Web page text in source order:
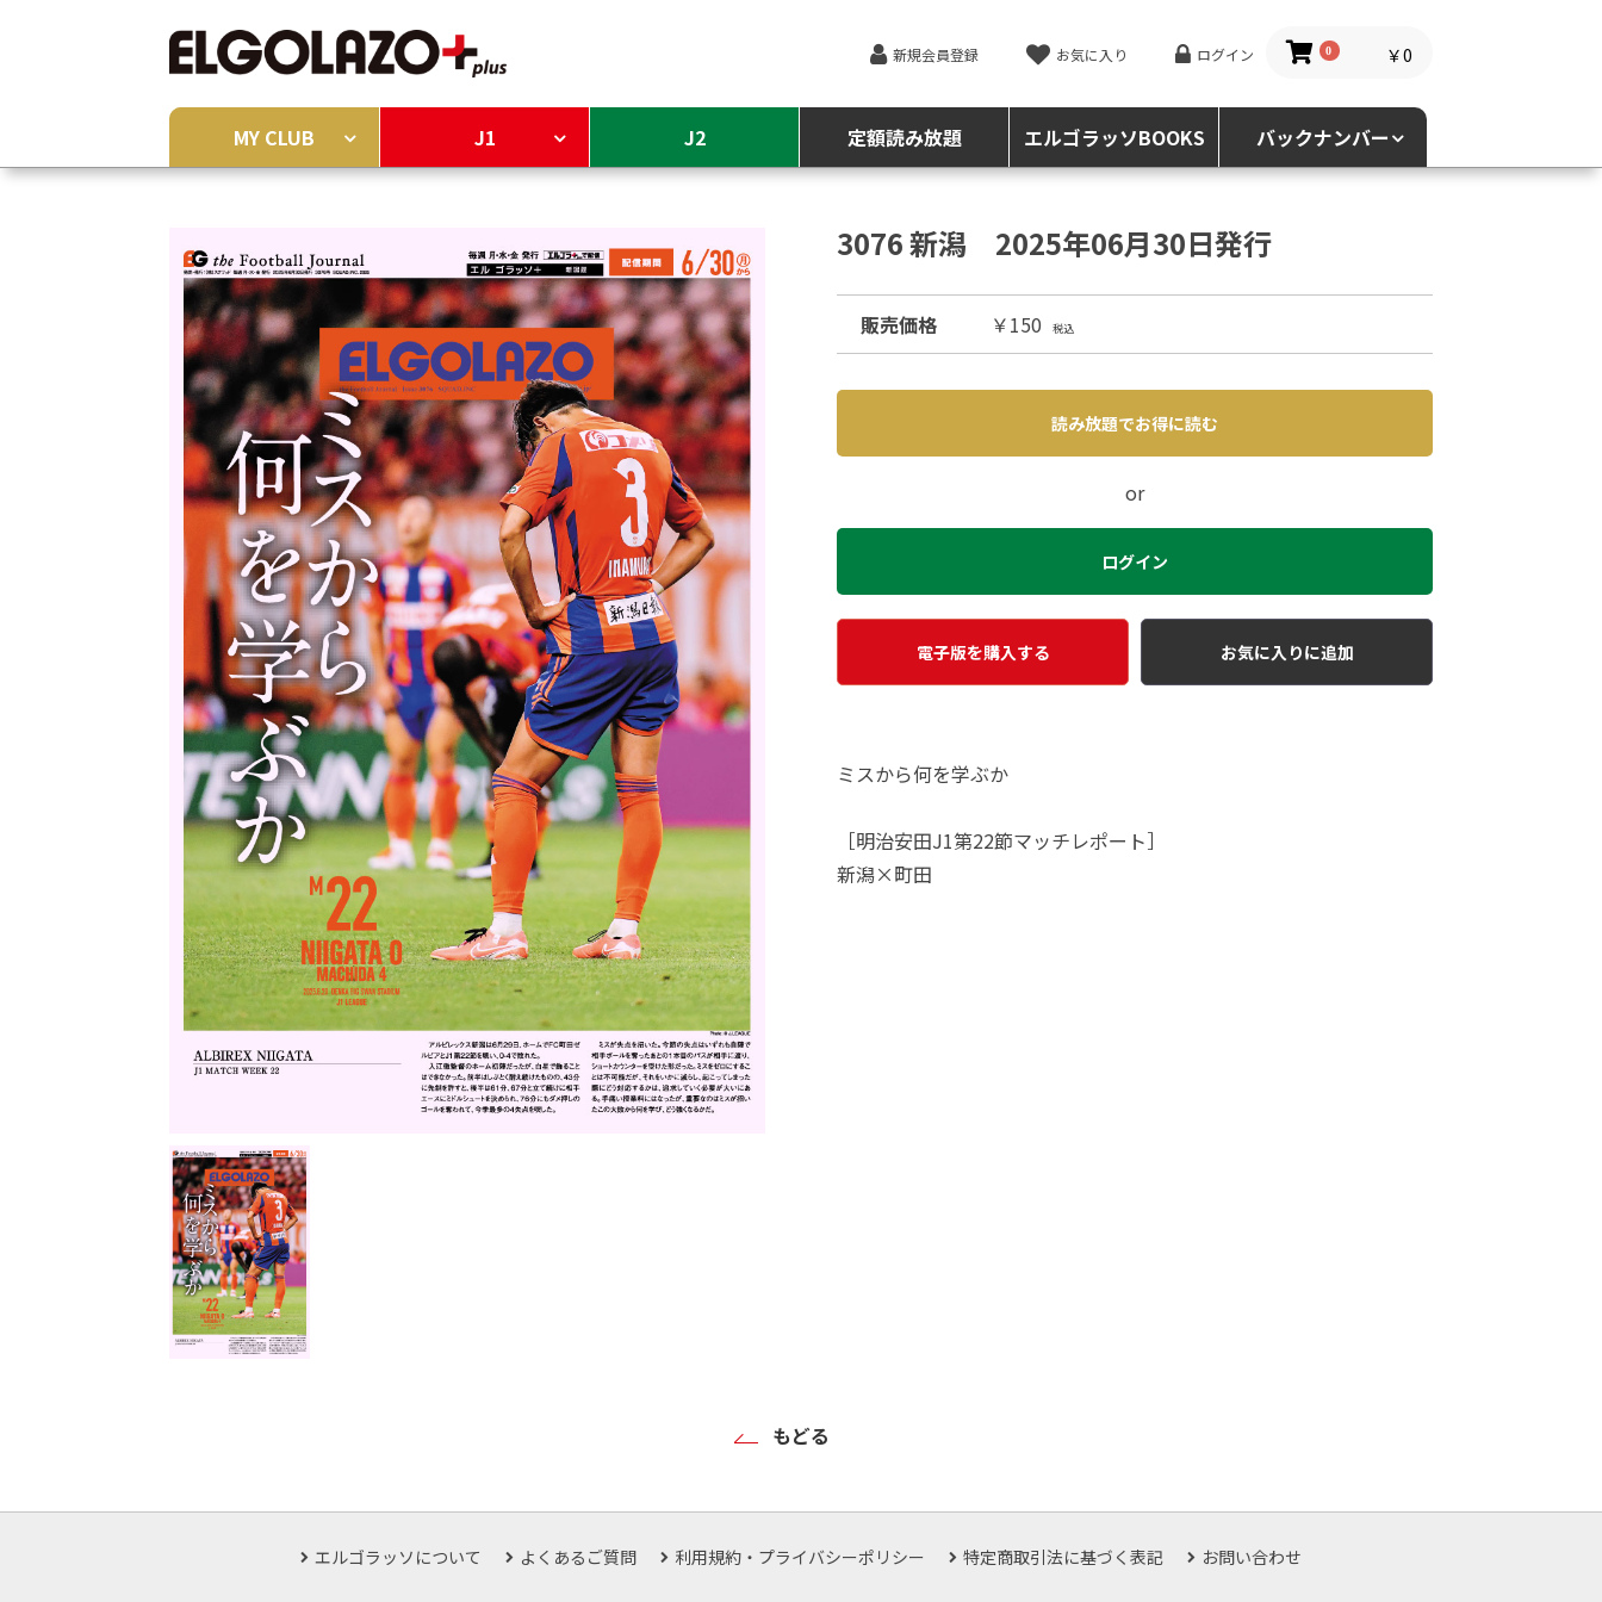
新規会員登録 お気に入り ログイン 0 ￥0
MY CLUB J1 J2 定額読み放題 エルゴラッソBOOKS バックナンバー
3076 新潟 2025年06月30日発行
販売価格 ￥150 税込
読み放題でお得に読む
or
ログイン
電子版を購入する お気に入りに追加
ミスから何を学ぶか
［明治安田J1第22節マッチレポート］
新潟×町田
もどる
エルゴラッソについて よくあるご質問 利用規約・プライバシーポリシー 特定商取引法に基づく表記 お問い合わせ